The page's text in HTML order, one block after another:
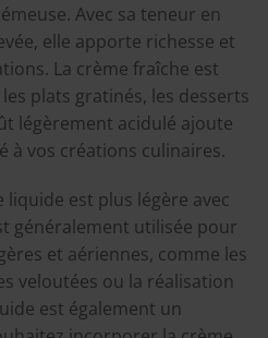
Avec sa teneur en
elle apporte richesse et
La crème fraîche est
plats gratinés, les desserts
légèrement acidulé ajoute
à vos créations culinaires.
liquide est plus légère avec
généralement utilisée pour
et aériennes, comme les
veloutées ou la réalisation
est également un